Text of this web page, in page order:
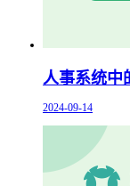
人事系统中
2024-09-14